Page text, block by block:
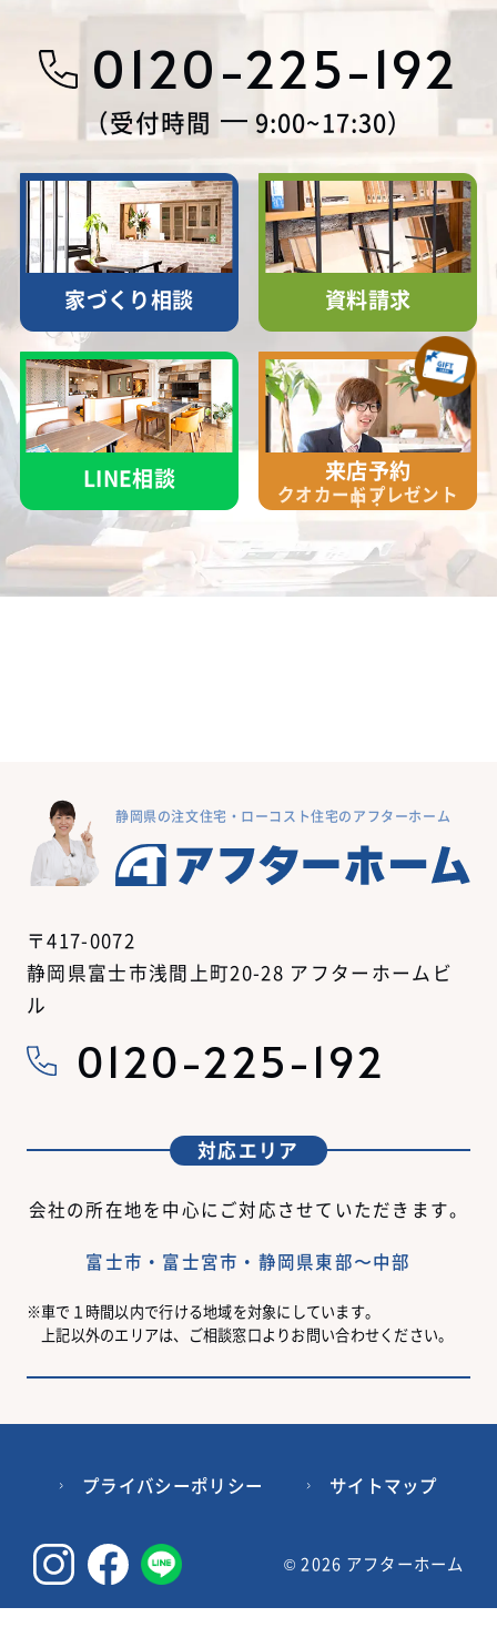
0120-225-192
受付時間 9:00~17:30
家づくり相談 資料請求
LINE相談 来店予約
クオカードプレゼント
中！
静岡県の注文住宅・ローコスト住宅のアフターホーム
〒417-0072
静岡県富士市浅間上町20-28 アフターホームビ
ル
0120-225-192
対応エリア
会社の所在地を中心にご対応させていただきます。
富士市・富士宮市・静岡県東部〜中部
車で１時間以内で行ける地域を対象にしています。
上記以外のエリアは、ご相談窓口よりお問い合わせください。
プライバシーポリシー サイトマップ
©2026 アフターホーム